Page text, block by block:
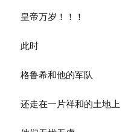
皇帝万岁！！！
此时
格鲁希和他的军队
还走在一片祥和的土地上